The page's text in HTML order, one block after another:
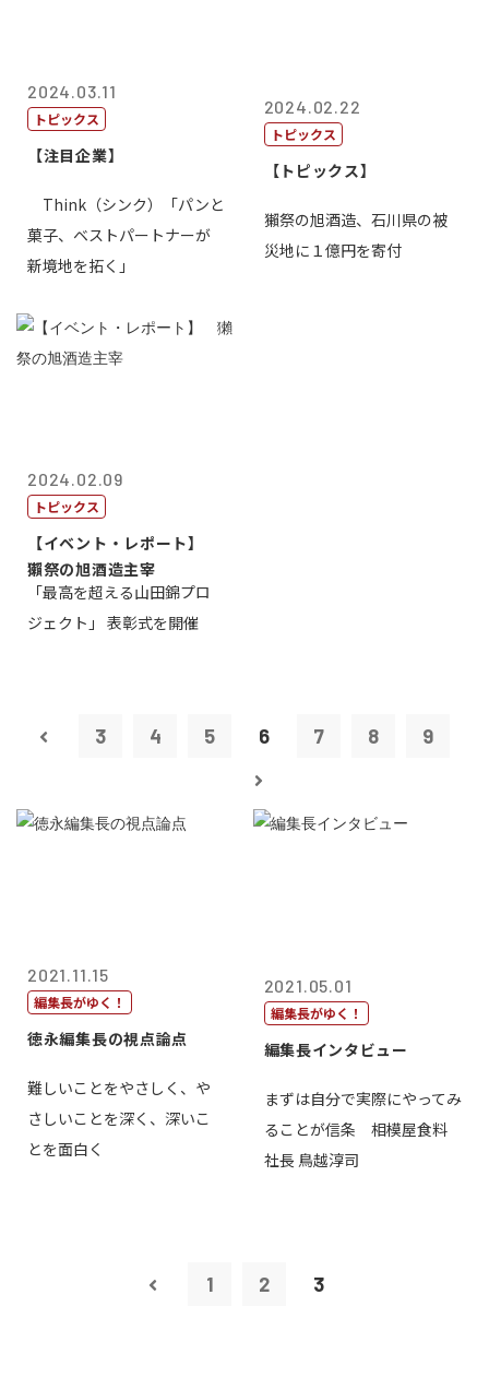
2024.03.11
トピックス
【注目企業】
Think（シンク）「パンと
菓子、ベストパートナーが
新境地を拓く」
2024.02.22
トピックス
【トピックス】
獺祭の旭酒造、石川県の被
災地に１億円を寄付
2024.02.09
トピックス
【イベント・レポート】
獺祭の旭酒造主宰
「最高を超える山田錦プロ
ジェクト」 表彰式を開催
3 4 5 6 7 8 9
2021.11.15
編集長がゆく！
徳永編集長の視点論点
難しいことをやさしく、や
さしいことを深く、深いこ
とを面白く
2021.05.01
編集長がゆく！
編集長インタビュー
まずは自分で実際にやってみ
ることが信条 相模屋食料
社長 鳥越淳司
1 2 3